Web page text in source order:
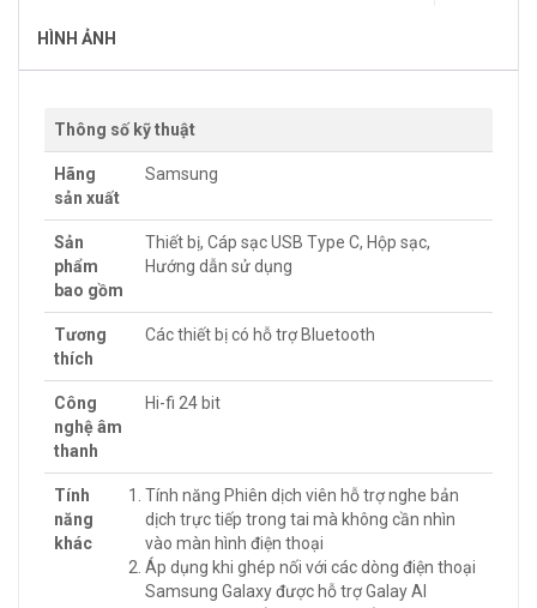
HÌNH ẢNH
Thông số kỹ thuật
Hãng
sản xuất
Samsung
Sản
phẩm
bao gồm
Thiết bị, Cáp sạc USB Type C, Hộp sạc,
Hướng dẫn sử dụng
Tương
thích
Các thiết bị có hỗ trợ Bluetooth
Công
nghệ âm
thanh
Hi-fi 24 bit
Tính
năng
khác
Tính năng Phiên dịch viên hỗ trợ nghe bản
dịch trực tiếp trong tai mà không cần nhìn
vào màn hình điện thoại
Áp dụng khi ghép nối với các dòng điện thoại
Samsung Galaxy được hỗ trợ Galay AI